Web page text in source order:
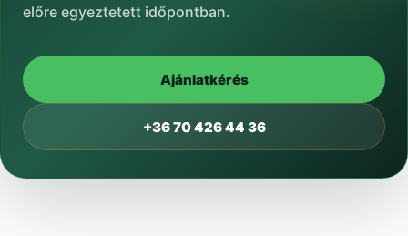
előre egyeztetett időpontban.
Ajánlatkérés
+36 70 426 44 36